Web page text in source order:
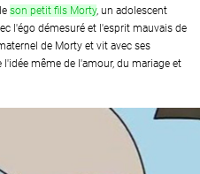
son petit fils Morty, un adolescent
l'égo démesuré et l'esprit mauvais de
de Morty et vit avec ses
même de l'amour, du mariage et